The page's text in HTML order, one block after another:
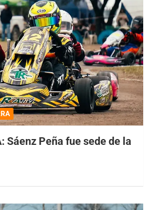
Sáenz Peña fue sede de la